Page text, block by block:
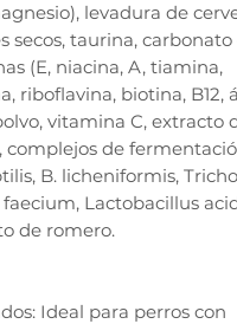
levadura de
secos, taurina, carbonato
(E, niacina, A, tiamina,
riboflavina, biotina, B12,
vitamina C, extracto
complejos de
B. licheniformis,
Lactobacillus
de romero.
Ideal para perros con